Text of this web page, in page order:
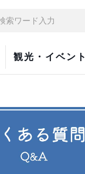
観光・イベント